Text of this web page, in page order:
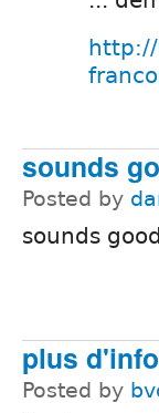
http://
sounds
Posted by
sounds
plus
Posted by